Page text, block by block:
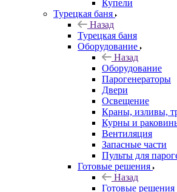
Купели
Турецкая баня
Назад
Турецкая баня
Оборудование
Назад
Оборудование
Парогенераторы
Двери
Освещение
Краны, изливы,
Курны и
Вентиляция
Запасные части
Пульты для
Готовые решения
Назад
Готовые решения